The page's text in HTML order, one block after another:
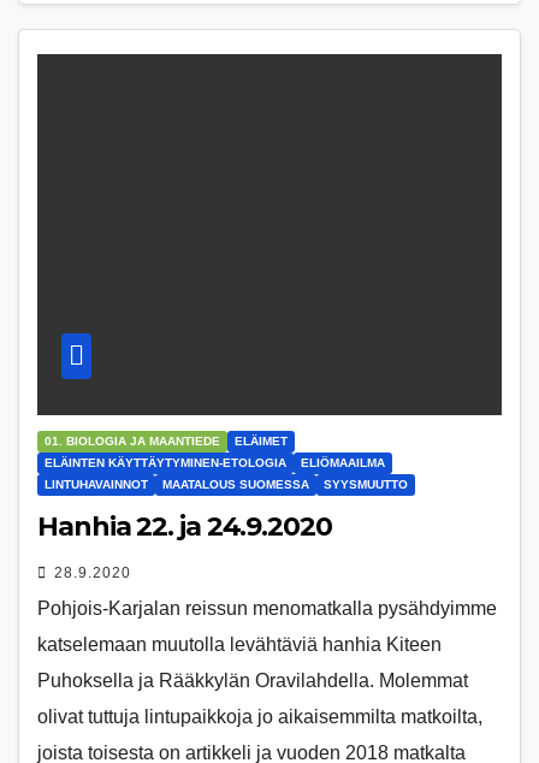
01. BIOLOGIA JA MAANTIEDE
ELÄIMET
ELÄINTEN KÄYTTÄYTYMINEN-ETOLOGIA
ELIÖMAAILMA
LINTUHAVAINNOT
MAATALOUS SUOMESSA SYYSMUUTTO
Hanhia 22. ja 24.9.2020
28.9.2020
Pohjois-Karjalan reissun menomatkalla pysähdyimme
katselemaan muutolla levähtäviä hanhia Kiteen
Puhoksella ja Rääkkylän Oravilahdella. Molemmat
olivat tuttuja lintupaikkoja jo aikaisemmilta matkoilta,
joista toisesta on artikkeli ja vuoden 2018 matkalta